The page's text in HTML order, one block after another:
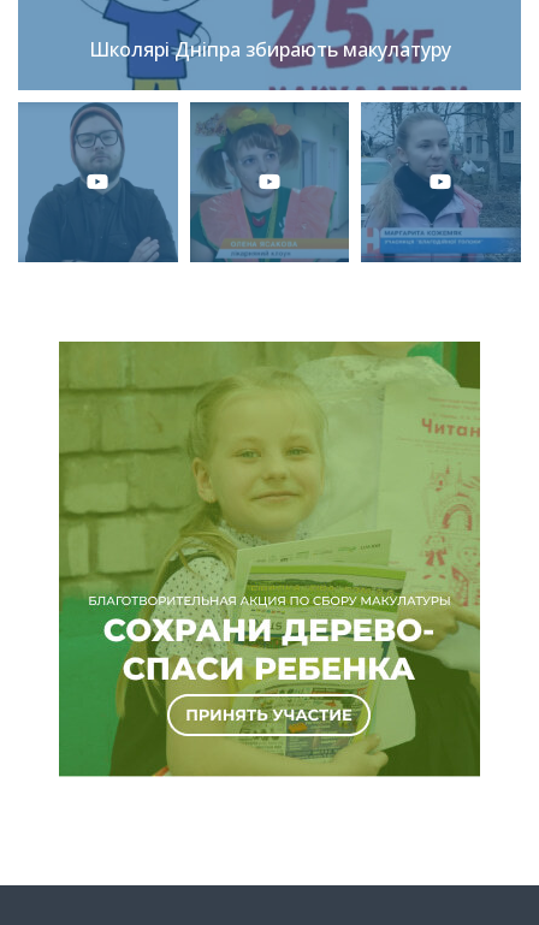
Школярі Дніпра збирають макулатуру